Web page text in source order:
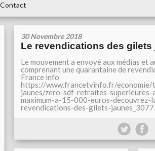
Contact
30 Novembre 2018
Le revendications des gilets
Le mouvement a envoyé aux médias et
comprenant une quarantaine de
France info
https://www.francetvinfo.fr/
jaunes/zero-sdf-retraites-
maximum-a-15-000-euros-decouvrez-
revendications-des-gilets-